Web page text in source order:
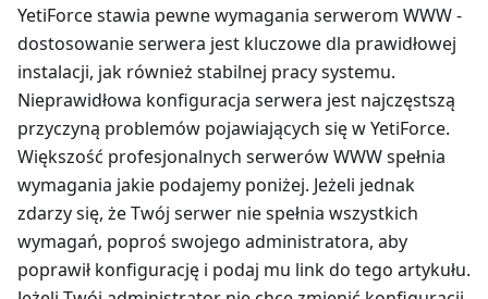
YetiForce stawia pewne wymagania serwerom WWW -
dostosowanie serwera jest kluczowe dla prawidłowej
instalacji, jak również stabilnej pracy systemu.
Nieprawidłowa konfiguracja serwera jest najczęstszą
przyczyną problemów pojawiających się w YetiForce.
Większość profesjonalnych serwerów WWW spełnia
wymagania jakie podajemy poniżej. Jeżeli jednak
zdarzy się, że Twój serwer nie spełnia wszystkich
wymagań, poproś swojego administratora, aby
poprawił konfigurację i podaj mu link do tego artykułu.